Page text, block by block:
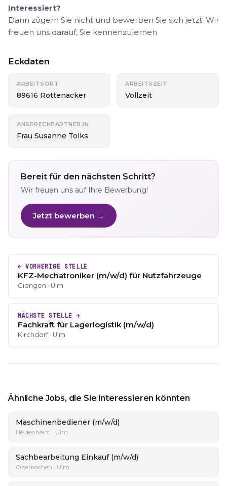
Interessiert?
Dann zögern Sie nicht und bewerben Sie sich jetzt! Wir
freuen uns darauf, Sie kennenzulernen
Eckdaten
ARBEITSORT
89616 Rottenacker
ARBEITSZEIT
Vollzeit
ANSPRECHPARTNER:IN
Frau Susanne Tolks
Bereit für den nächsten Schritt?
Wir freuen uns auf Ihre Bewerbung!
Jetzt bewerben →
← VORHERIGE STELLE
KFZ-Mechatroniker (m/w/d) für Nutzfahrzeuge
Giengen · Ulm
NÄCHSTE STELLE →
Fachkraft für Lagerlogistik (m/w/d)
Kirchdorf · Ulm
Ähnliche Jobs, die Sie interessieren könnten
Maschinenbediener (m/w/d)
Heidenheim · Ulm
Sachbearbeitung Einkauf (m/w/d)
Oberkochen · Ulm